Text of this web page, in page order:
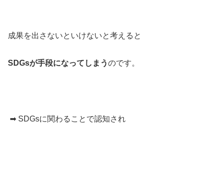
成果を出さないといけないと考えると
SDGsが手段になってしまうのです。
➡ SDGsに関わることで認知され